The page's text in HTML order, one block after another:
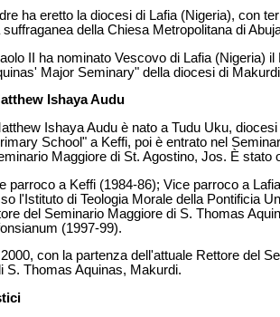
ha eretto la diocesi di Lafia (Nigeria), con
suffraganea della Chiesa Metropolitana di
II ha nominato Vescovo di Lafia (Nigeria)
Major Seminary" della diocesi di
Ishaya Audu
Ishaya Audu è nato a Tudu Uku,
School" a Keffi, poi è entrato nel
Maggiore di St. Agostino, Jos. È
parroco a Keffi (1984-86); Vice parroco a
l'Istituto di Teologia Morale della Pontificia
del Seminario Maggiore di S. Thomas
(1997-99).
con la partenza dell'attuale Rettore del
S. Thomas Aquinas, Makurdi.